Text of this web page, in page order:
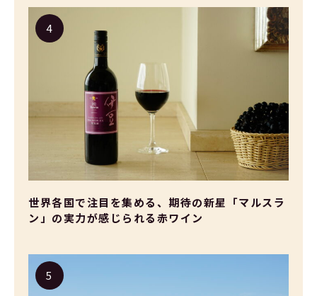
世界各国で注目を集める、期待の新星「マルスラ
ン」の実力が感じられる赤ワイン